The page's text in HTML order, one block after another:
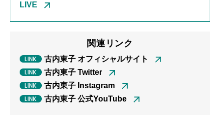
LIVE
関連リンク
古内東子 オフィシャルサイト
古内東子 Twitter
古内東子 Instagram
古内東子 公式YouTube